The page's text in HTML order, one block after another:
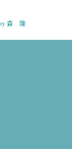
森 隆